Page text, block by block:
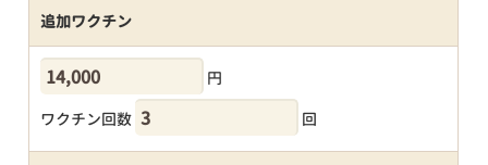
追加ワクチン
円
ワクチン回数
回